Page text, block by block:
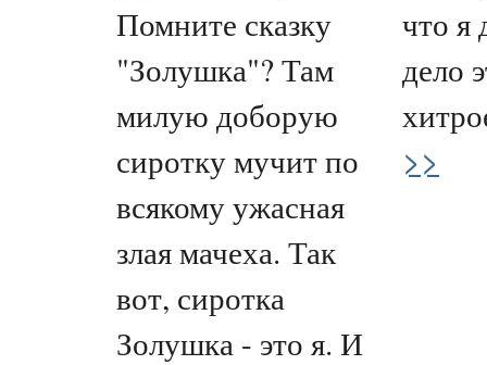
Помните сказку
"Золушка"? Там
милую доборую
сиротку мучит по
всякому ужасная
злая мачеха. Так
вот, сиротка
Золушка - это я. И
что я
дело
>>